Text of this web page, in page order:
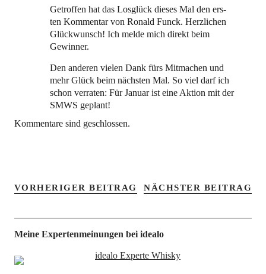
Getrof­fen hat das Los­glück die­ses Mal den ers­
ten Kom­men­tar von Ronald Funck. Herz­li­chen
Glück­wunsch! Ich mel­de mich direkt beim
Gewinner.
Den ande­ren vie­len Dank fürs Mit­ma­chen und
mehr Glück beim nächs­ten Mal. So viel darf ich
schon ver­ra­ten: Für Janu­ar ist eine Akti­on mit der
SMWS geplant!
Kommentare sind geschlossen.
VORHERIGER BEITRAG NÄCHSTER BEITRAG
Meine Expertenmeinungen bei idealo